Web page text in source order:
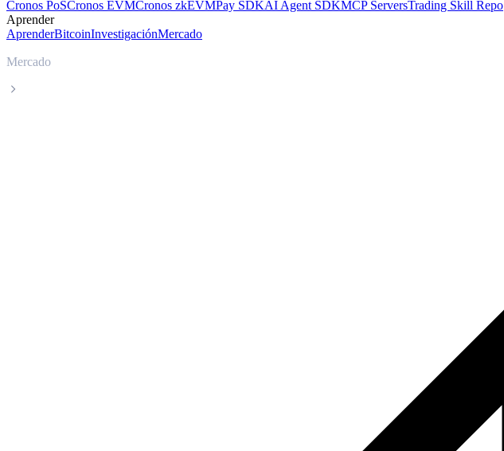
Cronos PoSCronos EVMCronos zkEVMPay SDKAI Agent SDKMCP ServersTrading Skill Repo
Aprender
AprenderBitcoinInvestigaciónMercado
Mercado